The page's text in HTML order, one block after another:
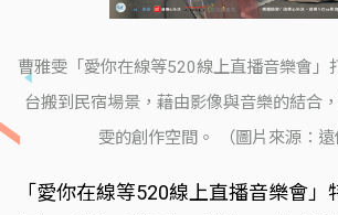
曹雅雯「愛你在線等520線上直播音樂會」
台搬到民宿場景，藉由影像與音樂的結合
雯的創作空間。 （圖片來源：遠
「愛你在線等520線上直播音樂會」